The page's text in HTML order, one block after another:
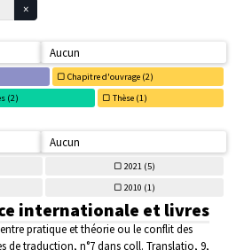
Aucun
Chapitre d'ouvrage (2)
(2) Thèse (1)
Aucun
2021 (5)
2010 (1)
internationale et livres
pratique et théorie ou le conflit des
de traduction, n°7 dans coll. Translatio, 9,